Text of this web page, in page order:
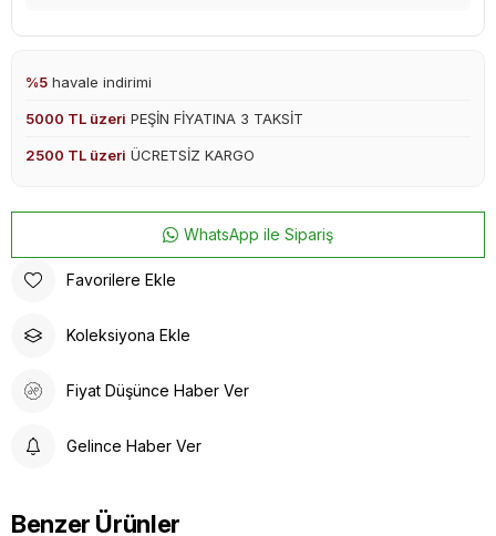
%5 havale indirimi
5000 TL üzeri PEŞİN FİYATINA 3 TAKSİT
2500 TL üzeri ÜCRETSİZ KARGO
WhatsApp ile Sipariş
Favorilere Ekle
Koleksiyona Ekle
Fiyat Düşünce Haber Ver
Gelince Haber Ver
Benzer Ürünler